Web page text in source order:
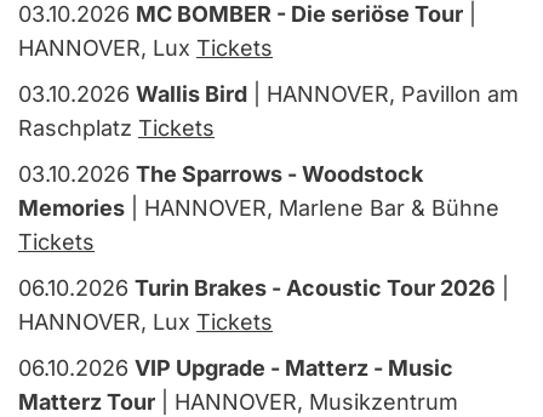
03.10.2026 MC BOMBER - Die seriöse Tour
HANNOVER, Lux Tickets
03.10.2026 Wallis Bird | HANNOVER, Pavillon am
Raschplatz Tickets
03.10.2026 The Sparrows - Woodstock
Memories | HANNOVER, Marlene Bar & Bühne
Tickets
06.10.2026 Turin Brakes - Acoustic Tour 2026
HANNOVER, Lux Tickets
06.10.2026 VIP Upgrade - Matterz - Music
Matterz Tour | HANNOVER, Musikzentrum